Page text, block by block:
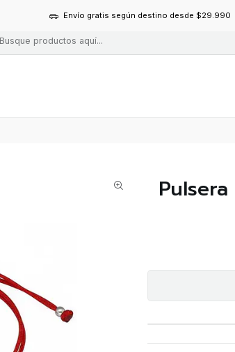
Envío gratis según destino desde $29.990